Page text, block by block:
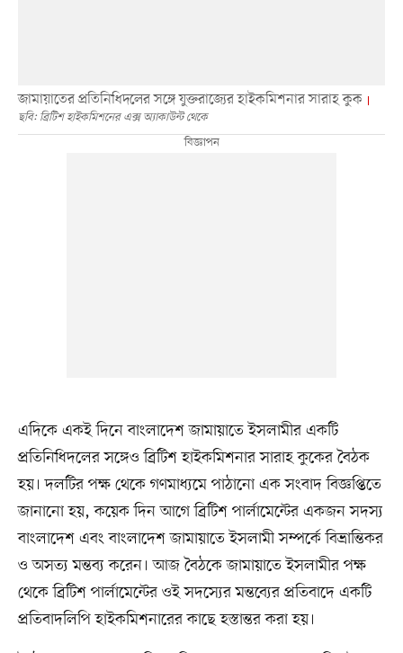
জামায়াতের প্রতিনিধিদলের সঙ্গে যুক্তরাজ্যের হাইকমিশনার সারাহ কুক
ছবি: ব্রিটিশ হাইকমিশনের এক্স অ্যাকাউন্ট থেকে
এদিকে একই দিনে বাংলাদেশ জামায়াতে ইসলামীর একটি
প্রতিনিধিদলের সঙ্গেও ব্রিটিশ হাইকমিশনার সারাহ কুকের বৈঠক
হয়। দলটির পক্ষ থেকে গণমাধ্যমে পাঠানো এক সংবাদ বিজ্ঞপ্তিতে
জানানো হয়, কয়েক দিন আগে ব্রিটিশ পার্লামেন্টের একজন সদস্য
বাংলাদেশ এবং বাংলাদেশ জামায়াতে ইসলামী সম্পর্কে বিভ্রান্তিকর
ও অসত্য মন্তব্য করেন। আজ বৈঠকে জামায়াতে ইসলামীর পক্ষ
থেকে ব্রিটিশ পার্লামেন্টের ওই সদস্যের মন্তব্যের প্রতিবাদে একটি
প্রতিবাদলিপি হাইকমিশনারের কাছে হস্তান্তর করা হয়।